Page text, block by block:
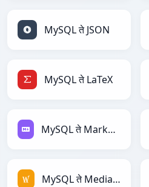
MySQL ते JSON
MySQL ते LaTeX
MySQL ते Markdown
MySQL ते MediaWiki